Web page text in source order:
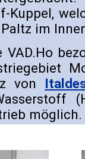
Kuppel,
im
VAD.Ho
von
möglich.